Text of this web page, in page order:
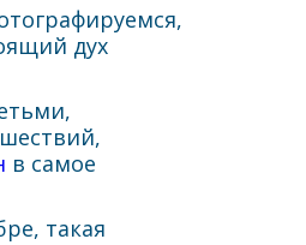
дух
в самое
такая